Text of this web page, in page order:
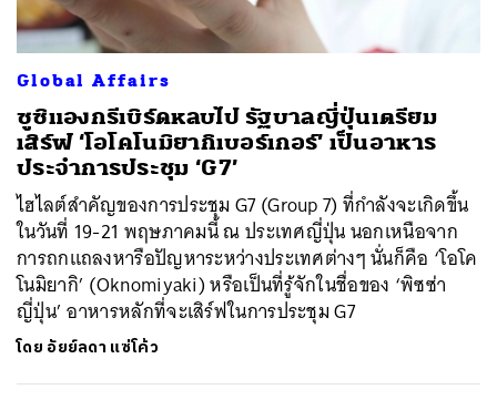
Global Affairs
ซูซิแองกรีเบิร์ดหลบไป รัฐบาลญี่ปุ่นเตรียม
เสิร์ฟ ‘โอโคโนมิยากิเบอร์เกอร์’ เป็นอาหาร
ประจำการประชุม ‘G7’
ไฮไลต์สำคัญของการประชุม G7 (Group 7) ที่กำลังจะเกิดขึ้น
ในวันที่ 19-21 พฤษภาคมนี้ ณ ประเทศญี่ปุ่น นอกเหนือจาก
การถกแถลงหารือปัญหาระหว่างประเทศต่างๆ นั่นก็คือ ‘โอโค
โนมิยากิ’ (Oknomiyaki) หรือเป็นที่รู้จักในชื่อของ ‘พิซซ่า
ญี่ปุ่น’ อาหารหลักที่จะเสิร์ฟในการประชุม G7
โดย อัยย์ลดา แซ่โค้ว